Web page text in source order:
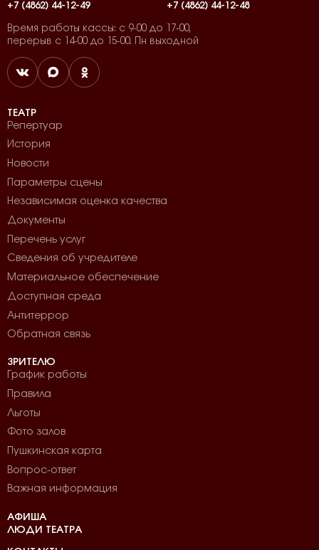
+7 (4862) 44-12-49
+7 (4862) 44-12-48
Время работы кассы: с 9-00 до 17-00,
перерыв с 14-00 до 15-00. Пн выходной
ТЕАТР
Репертуар
История
Новости
Параметры сцены
Независимая оценка качества
Документы
Перечень услуг
Сведения об учредителе
Материальное обеспечение
Доступная среда
Антитеррор
Обратная связь
ЗРИТЕЛЮ
График работы
Правила
Льготы
Фото залов
Пушкинская карта
Вопрос-ответ
Важная информация
АФИША
ЛЮДИ ТЕАТРА